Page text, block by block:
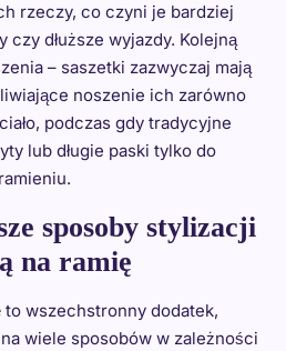
rzeczy, co czyni je bardziej
czy dłuższe wyjazdy. Kolejną
– saszetki zazwyczaj mają
noszenie ich zarówno
podczas gdy tradycyjne
lub długie paski tylko do
sposoby stylizacji
na ramię
to wszechstronny dodatek,
wiele sposobów w zależności